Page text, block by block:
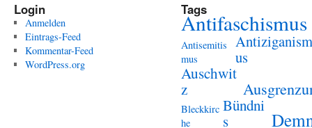
Login
Anmelden
Eintrags-Feed
Kommentar-Feed
WordPress.org
Tags
Antifaschismus
Antisemitis
mus
Antiziganism
us
Auschwit
z
Bleckkirc
he
Bündni
s